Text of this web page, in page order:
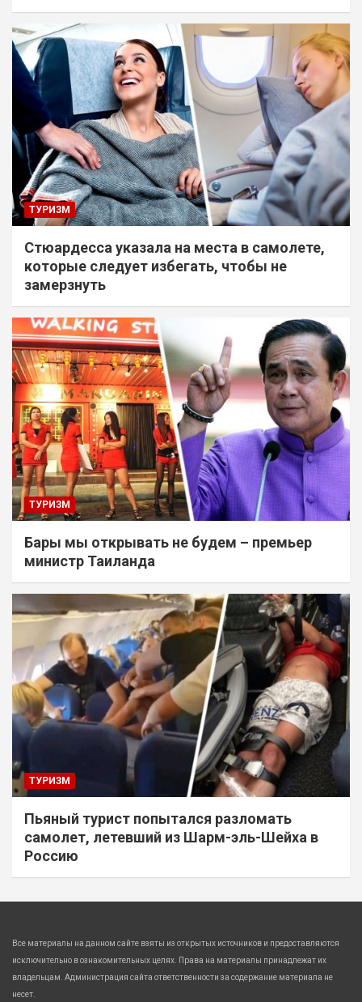
ТУРИЗМ
Стюардесса указала на места в самолете,
которые следует избегать, чтобы не
замерзнуть
ТУРИЗМ
Бары мы открывать не будем – премьер
министр Таиланда
ТУРИЗМ
Пьяный турист попытался разломать
самолет, летевший из Шарм-эль-Шейха в
Россию
Все материалы на данном сайте взяты из открытых источников и предоставляются
исключительно в ознакомительных целях. Права на материалы принадлежат их
владельцам. Администрация сайта ответственности за содержание материала не
несет.